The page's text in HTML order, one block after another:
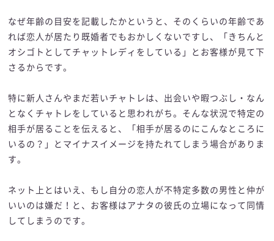
なぜ年齢の目安を記載したかというと、そのくらいの年齢であ
れば恋人が居たり既婚者でもおかしくないですし、「きちんと
オシゴトとしてチャットレディをしている」とお客様が見て下
さるからです。
特に新人さんやまだ若いチャトレは、出会いや暇つぶし・なん
となくチャトレをしていると思われがち。そんな状況で特定の
相手が居ることを伝えると、「相手が居るのにこんなところに
いるの？」とマイナスイメージを持たれてしまう場合がありま
す。
ネット上とはいえ、もし自分の恋人が不特定多数の男性と仲が
いいのは嫌だ！と、お客様はアナタの彼氏の立場になって同情
してしまうのです。